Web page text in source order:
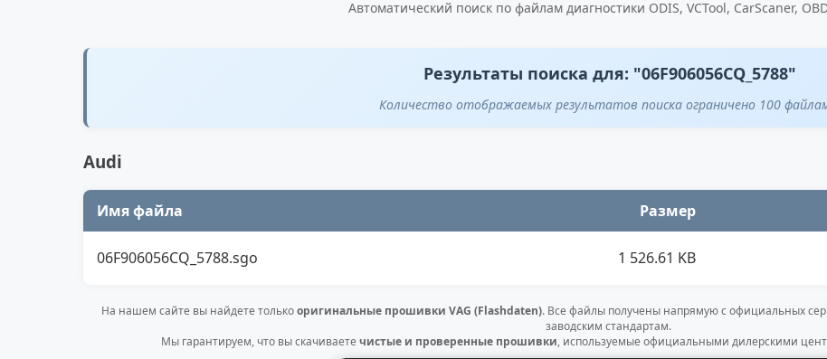
Автоматический поиск по файлам диагностики ODIS, VCTool, CarScaner,
Результаты поиска для: "06F906056CQ_5788"
Количество отображаемых результатов поиска ограничено 100
Audi
Имя файла Размер
06F906056CQ_5788.sgo 1 526.61 KB
На нашем сайте вы найдете толькооригинальные прошивки VAG (Flashdaten). Все файлы получены напрямую с официальных
заводским стандартам.
Мы гарантируем, что вы скачиваете чистые и проверенные прошивки, используемые официальными дилерскими